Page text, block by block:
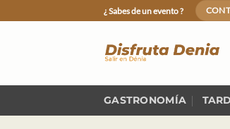
to
¿ Sabes de un evento ?
GASTRONOMÍA